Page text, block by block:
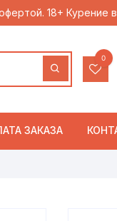
18+
0
ЗАКАЗА